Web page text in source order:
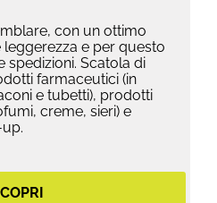
con un ottimo
e per questo
spedizioni. Scatola di
farmaceutici (in
e tubetti), prodotti
creme, sieri) e